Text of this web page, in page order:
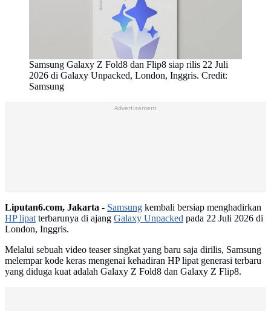
Samsung Galaxy Z Fold8 dan Flip8 siap rilis 22 Juli
2026 di Galaxy Unpacked, London, Inggris. Credit:
Samsung
Advertisement
Liputan6.com, Jakarta - Samsung kembali bersiap menghadirkan
HP lipatterbarunya di ajang Galaxy Unpacked pada 22 Juli 2026 di
London, Inggris.
Melalui sebuah video teaser singkat yang baru saja dirilis, Samsung
melempar kode keras mengenai kehadiran HP lipat generasi terbaru
yang diduga kuat adalah Galaxy Z Fold8 dan Galaxy Z Flip8.